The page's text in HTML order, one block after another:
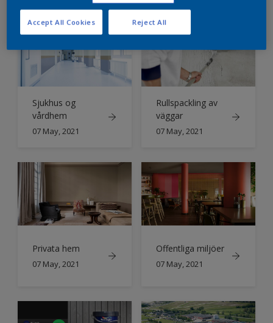
Sjukhus og
vårdhem
07 May, 2021
Rullspackling av
väggar
07 May, 2021
Privata hem
07 May, 2021
Offentliga miljöer
07 May, 2021
Reject All
Accept All Cookies